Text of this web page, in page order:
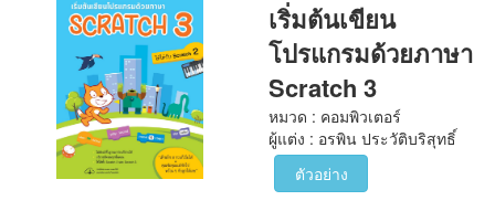
เริ่มต้นเขียน
โปรแกรมด้วยภาษา
Scratch 3
หมวด : คอมพิวเตอร์
ผู้แต่ง : อรพิน ประวัติบริสุทธิ์
ตัวอย่าง